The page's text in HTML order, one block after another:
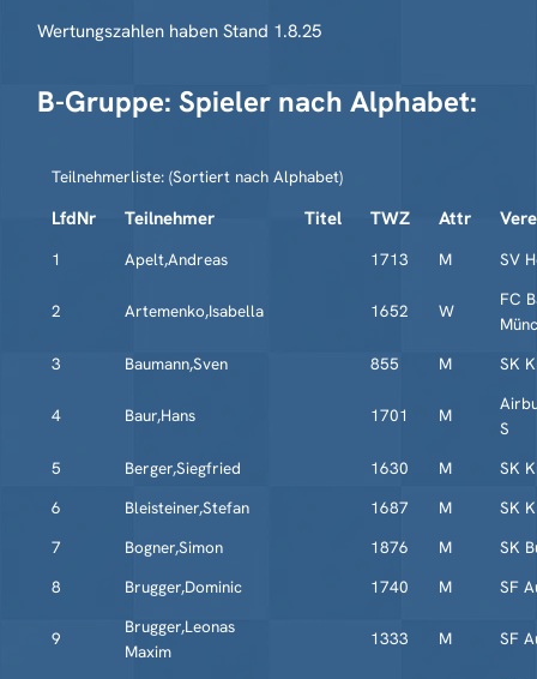
Wertungszahlen haben Stand 1.8.25
B-Gruppe: Spieler nach Alphabet:
Teilnehmerliste: (Sortiert nach Alphabet)
LfdNr Teilnehmer Titel TWZ Attr
1 Apelt,Andreas 1713 M SV
2 Artemenko,Isabella 1652 W
FC
3
Baumann,Sven 855 M SK
4 Baur,Hans 1701 M
S
5
Berger,Siegfried 1630 M
SK
6
Bleisteiner,Stefan 1687 M
SK
7
Bogner,Simon 1876 M
SK
8
Brugger,Dominic 1740 M SF
9
Brugger,Leonas
Maxim
1333 M SF